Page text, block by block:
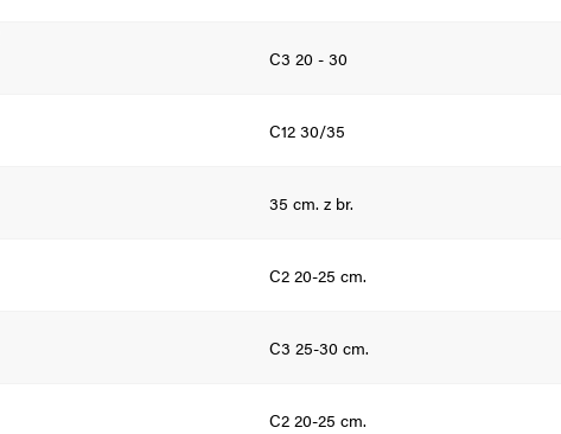
C3 20 - 30
C12 30/35
35 cm. z br.
C2 20-25 cm.
C3 25-30 cm.
C2 20-25 cm.